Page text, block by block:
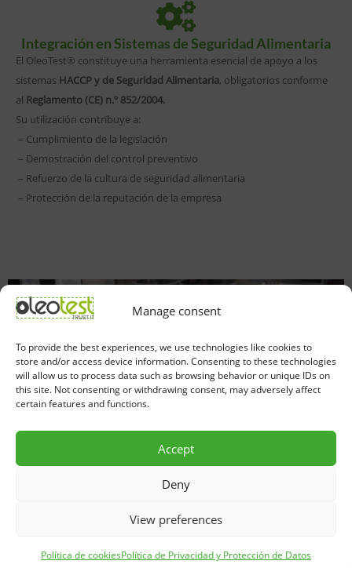
Manage consent
To provide the best experiences, we use technologies like cookies to
store and/or access device information. Consenting to these technologies
will allow us to process data such as browsing behavior or unique IDs on
this site. Not consenting or withdrawing consent, may adversely affect
certain features and functions.
Accept
Deny
View preferences
Política de cookiesPolítica de Privacidad y Protección de Datos
Integración en Sistemas de Seguridad Alimentaria
El OleoTest® constituye una herramienta esencial de apoyo a los
sistemas HACCP y de Seguridad Alimentaria, obligatorios conforme
al Reglamento (CE) n.º 852/2004.
Su utilización contribuye a:
– Cumplimiento de la legislación
– Demostración del control preventivo
– Refuerzo de la cultura de seguridad alimentaria
– Protección de la reputación de la empresa